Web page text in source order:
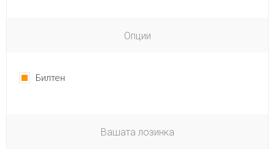
Опции
Билтен
Вашата лозинка